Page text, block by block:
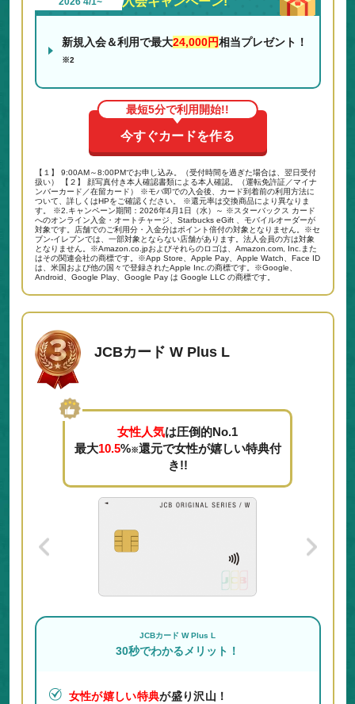
新規入会＆利用で最大24,000円相当プレゼント！
※2
今すぐカードを作る
最短5分で利用開始!!
【１】 9:00AM～8:00PMでお申し込み。（受付時間を過ぎた場合は、翌日受付
扱い） 【２】 顔写真付き本人確認書類による本人確認。（運転免許証／マイナ
ンバーカード／在留カード） ※モバ即での入会後、カード到着前の利用方法に
ついて、詳しくはHPをご確認ください。 ※還元率は交換商品により異なりま
す。 ※2.キャンペーン期間：2026年4月1日（水）～ ※スターバックス カード
へのオンライン入金・オートチャージ、Starbucks eGift 、モバイルオーダーが
対象です。店舗でのご利用分・入金分はポイント倍付の対象となりません。※セ
ブン‐イレブンでは、一部対象とならない店舗があります。法人会員の方は対象
となりません。※Amazon.co.jpおよびそれらのロゴは、Amazon.com, Inc.また
はその関連会社の商標です。※App Store、Apple Pay、Apple Watch、Face ID
は、米国および他の国々で登録されたApple Inc.の商標です。※Google、
Android、Google Play、Google Pay は Google LLC の商標です。
JCBカード W Plus L
女性人気は圧倒的No.1
最大10.5%※還元で女性が嬉しい特典付
き!!
JCBカード W Plus L
30秒でわかるメリット！
女性が嬉しい特典が盛り沢山！